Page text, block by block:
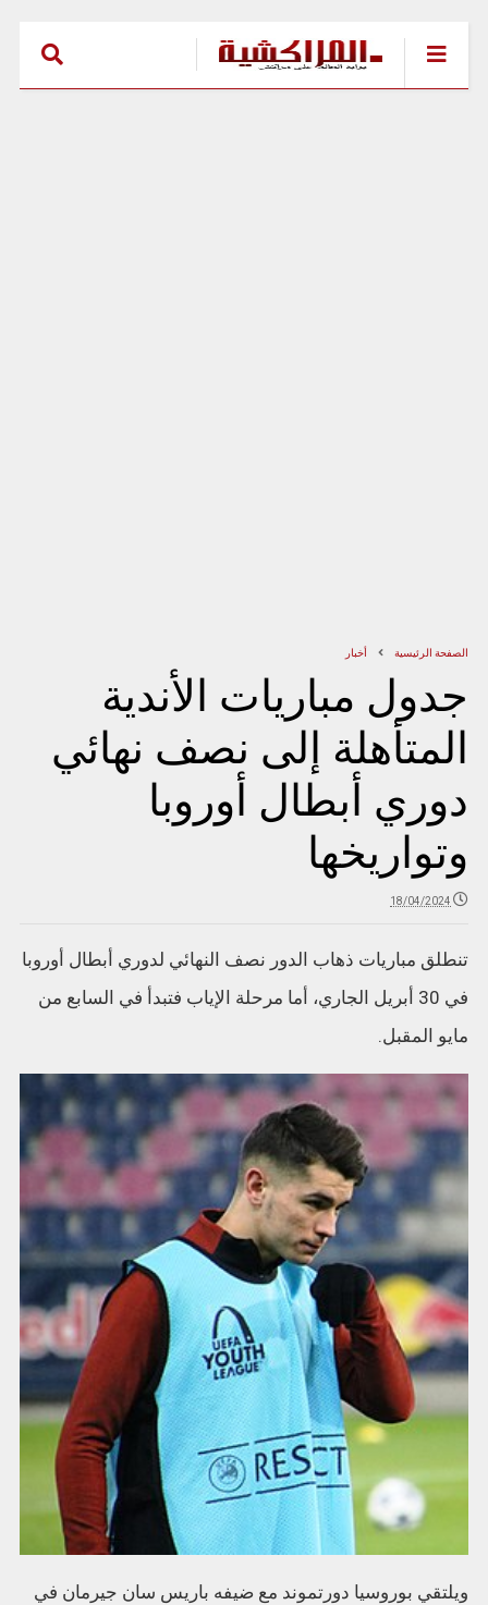
الصفحة الرئيسية أخبار
جدول مباريات الأندية
المتأهلة إلى نصف نهائي
دوري أبطال أوروبا
وتواريخها
18/04/2024
تنطلق مباريات ذهاب الدور نصف النهائي لدوري أبطال أوروبا
في 30 أبريل الجاري، أما مرحلة الإياب فتبدأ في السابع من
مايو المقبل.
ويلتقي بوروسيا دورتموند مع ضيفه باريس سان جيرمان في